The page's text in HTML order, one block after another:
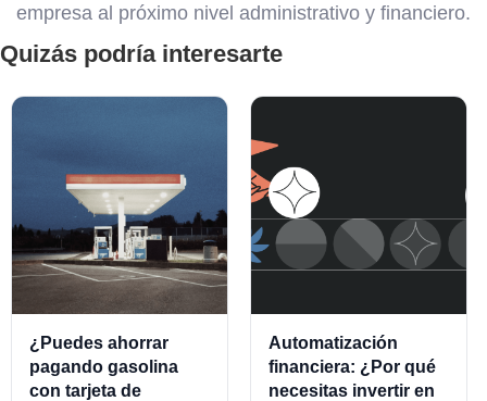
empresa al próximo nivel administrativo y financiero.
Quizás podría interesarte
¿Puedes ahorrar
pagando gasolina
con tarjeta de
Automatización
financiera: ¿Por qué
necesitas invertir en